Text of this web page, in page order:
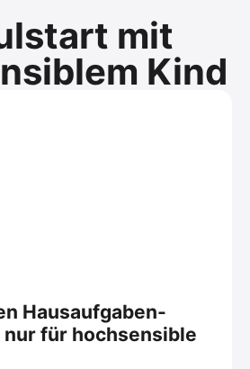
mit
Kind
Hausaufgaben-
für hochsensible